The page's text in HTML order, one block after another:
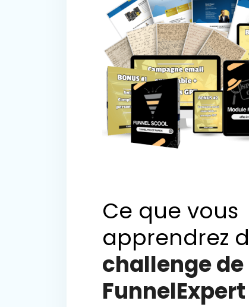
Ce que vous
apprendrez
challenge de
FunnelExpert